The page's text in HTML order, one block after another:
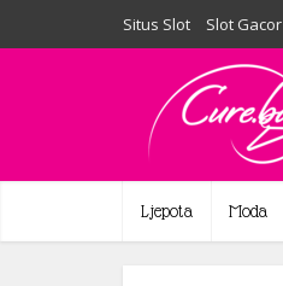
Situs Slot Slot Gacor
Ljepota Moda